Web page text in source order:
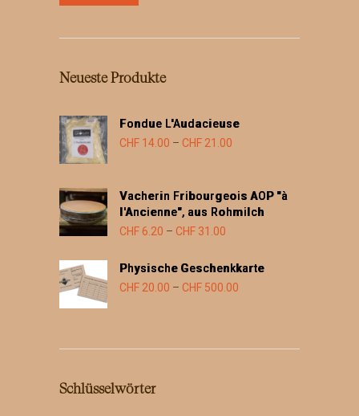
Neueste Produkte
Fondue L'Audacieuse
CHF 14.00 – CHF 21.00
CHF 21.00
Vacherin Fribourgeois AOP "à
l'Ancienne", aus Rohmilch
CHF 6.20 – CHF 31.00
bis
CHF 31.00
Physische Geschenkkarte
CHF 20.00 – CHF 500.00
Schlüsselwörter